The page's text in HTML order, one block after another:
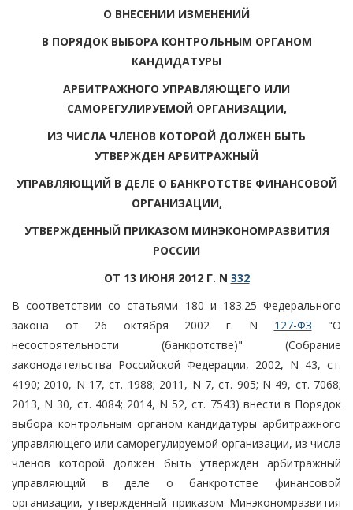
О ВНЕСЕНИИ ИЗМЕНЕНИЙ
В ПОРЯДОК ВЫБОРА КОНТРОЛЬНЫМ ОРГАНОМ
КАНДИДАТУРЫ
АРБИТРАЖНОГО УПРАВЛЯЮЩЕГО ИЛИ
САМОРЕГУЛИРУЕМОЙ ОРГАНИЗАЦИИ,
ИЗ ЧИСЛА ЧЛЕНОВ КОТОРОЙ ДОЛЖЕН БЫТЬ
УТВЕРЖДЕН АРБИТРАЖНЫЙ
УПРАВЛЯЮЩИЙ В ДЕЛЕ О БАНКРОТСТВЕ ФИНАНСОВОЙ
ОРГАНИЗАЦИИ,
УТВЕРЖДЕННЫЙ ПРИКАЗОМ МИНЭКОНОМРАЗВИТИЯ
РОССИИ
ОТ 13 ИЮНЯ 2012 Г. N 332
В соответствии со статьями 180 и 183.25 Федерального
закона от 26 октября 2002 г. N 127-ФЗ "О
несостоятельности (банкротстве)" (Собрание
законодательства Российской Федерации, 2002, N 43, ст.
4190; 2010, N 17, ст. 1988; 2011, N 7, ст. 905; N 49, ст. 7068;
2013, N 30, ст. 4084; 2014, N 52, ст. 7543) внести в Порядок
выбора контрольным органом кандидатуры арбитражного
управляющего или саморегулируемой организации, из числа
членов которой должен быть утвержден арбитражный
управляющий в деле о банкротстве финансовой
организации, утвержденный приказом Минэкономразвития